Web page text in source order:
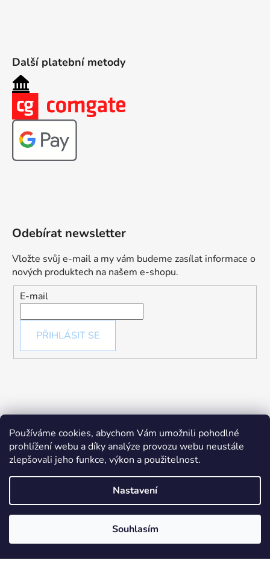
Používáme cookies, abychom Vám umožnili pohodlné
prohlížení webu a díky analýze provozu webu neustále
zlepšovali jeho funkce, výkon a použitelnost.
Nastavení
Souhlasím
Další platební metody
Odebírat newsletter
Vložte svůj e-mail a my vám budeme zasílat informace o
nových produktech na našem e-shopu.
E-mail
PŘIHLÁSIT SE